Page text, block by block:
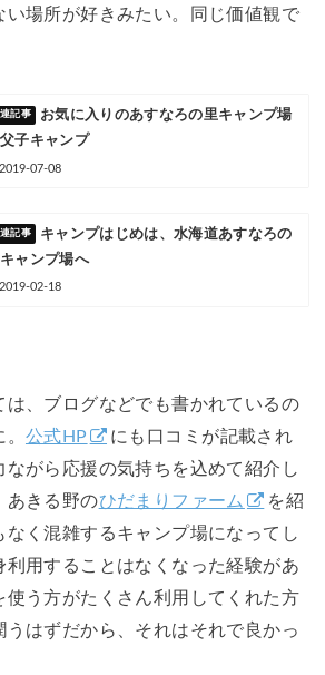
い場所が好きみたい。同じ価値観で
お気に入りのあすなろの里キャンプ場
子キャンプ
2019-07-08
キャンプはじめは、水海道あすなろの
ャンプ場へ
2019-02-18
は、ブログなどでも書かれているの
公式HP
にも口コミが記載され
ながら応援の気持ちを込めて紹介し
あきる野のひだまりファーム
を紹
なく混雑するキャンプ場になってし
利用することはなくなった経験があ
使う方がたくさん利用してくれた方
うはずだから、それはそれで良かっ